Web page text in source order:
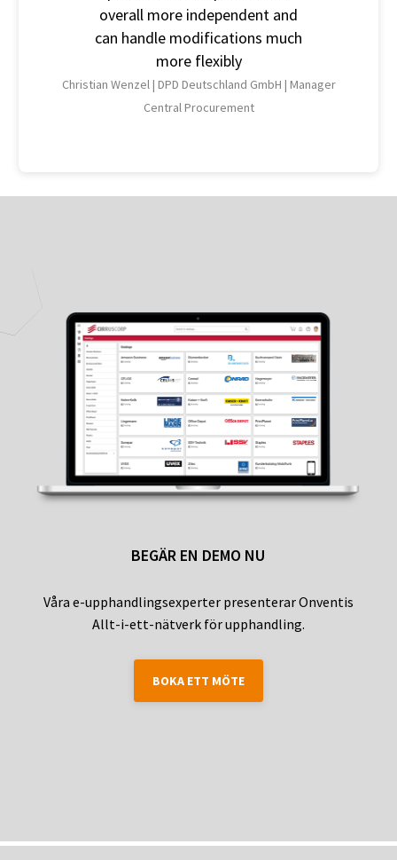
overall more independent and
can handle modifications much
more flexibly
Christian Wenzel | DPD Deutschland GmbH | Manager
Central Procurement
BEGÄR EN DEMO NU
Våra e-upphandlingsexperter presenterar Onventis
Allt-i-ett-nätverk för upphandling.
BOKA ETT MÖTE